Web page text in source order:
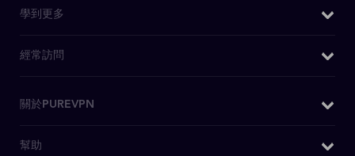
Android VPN
Firefox 擴充套件
安卓電視 VPN
我的IP是什麽
IPv6洩漏測試
學到更多
為什麼選擇PureVPN
什麽是VPN
經常訪問
購買VPN
美國IP
關於PUREVPN
關於我們
幫助